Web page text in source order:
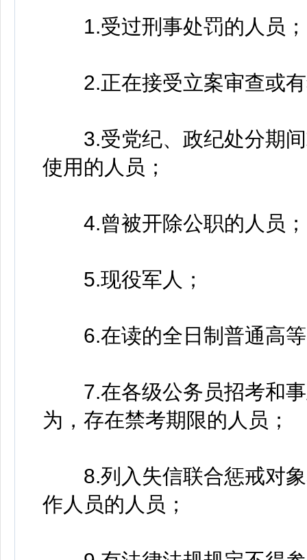
1.受过刑事处罚的人员；
2.正在接受立案审查或有
3.受党纪、政纪处分期间
使用的人员；
4.曾被开除公职的人员；
5.现役军人；
6.在读的全日制普通高等
7.在各级公务员招考和事
为，存在禁考期限的人员；
8.列入失信联合惩戒对象
作人员的人员；